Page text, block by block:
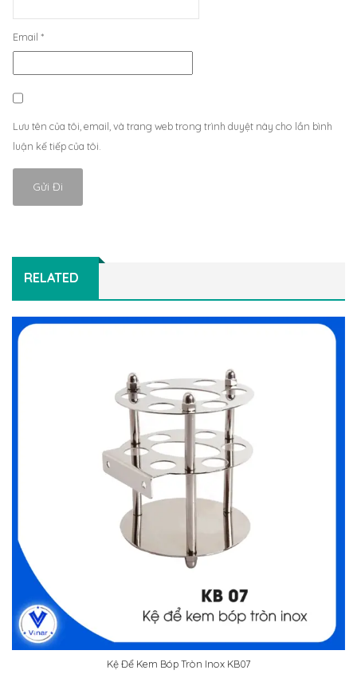
Email *
Lưu tên của tôi, email, và trang web trong trình duyệt này cho lần bình
luận kế tiếp của tôi.
RELATED
Kệ Để Kem Bóp Tròn Inox KB07